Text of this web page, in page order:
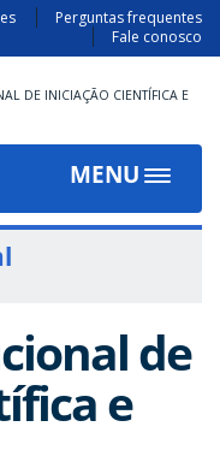
Perguntas frequentes
Fale conosco
DE INICIAÇÃO CIENTÍFICA E
MENU
Toggle
de
e